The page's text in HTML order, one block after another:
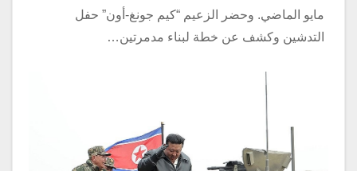
مايو الماضي. وحضر الزعيم “كيم جونغ-أون” حفل
التدشين وكشف عن خطة لبناء مدمرتين…